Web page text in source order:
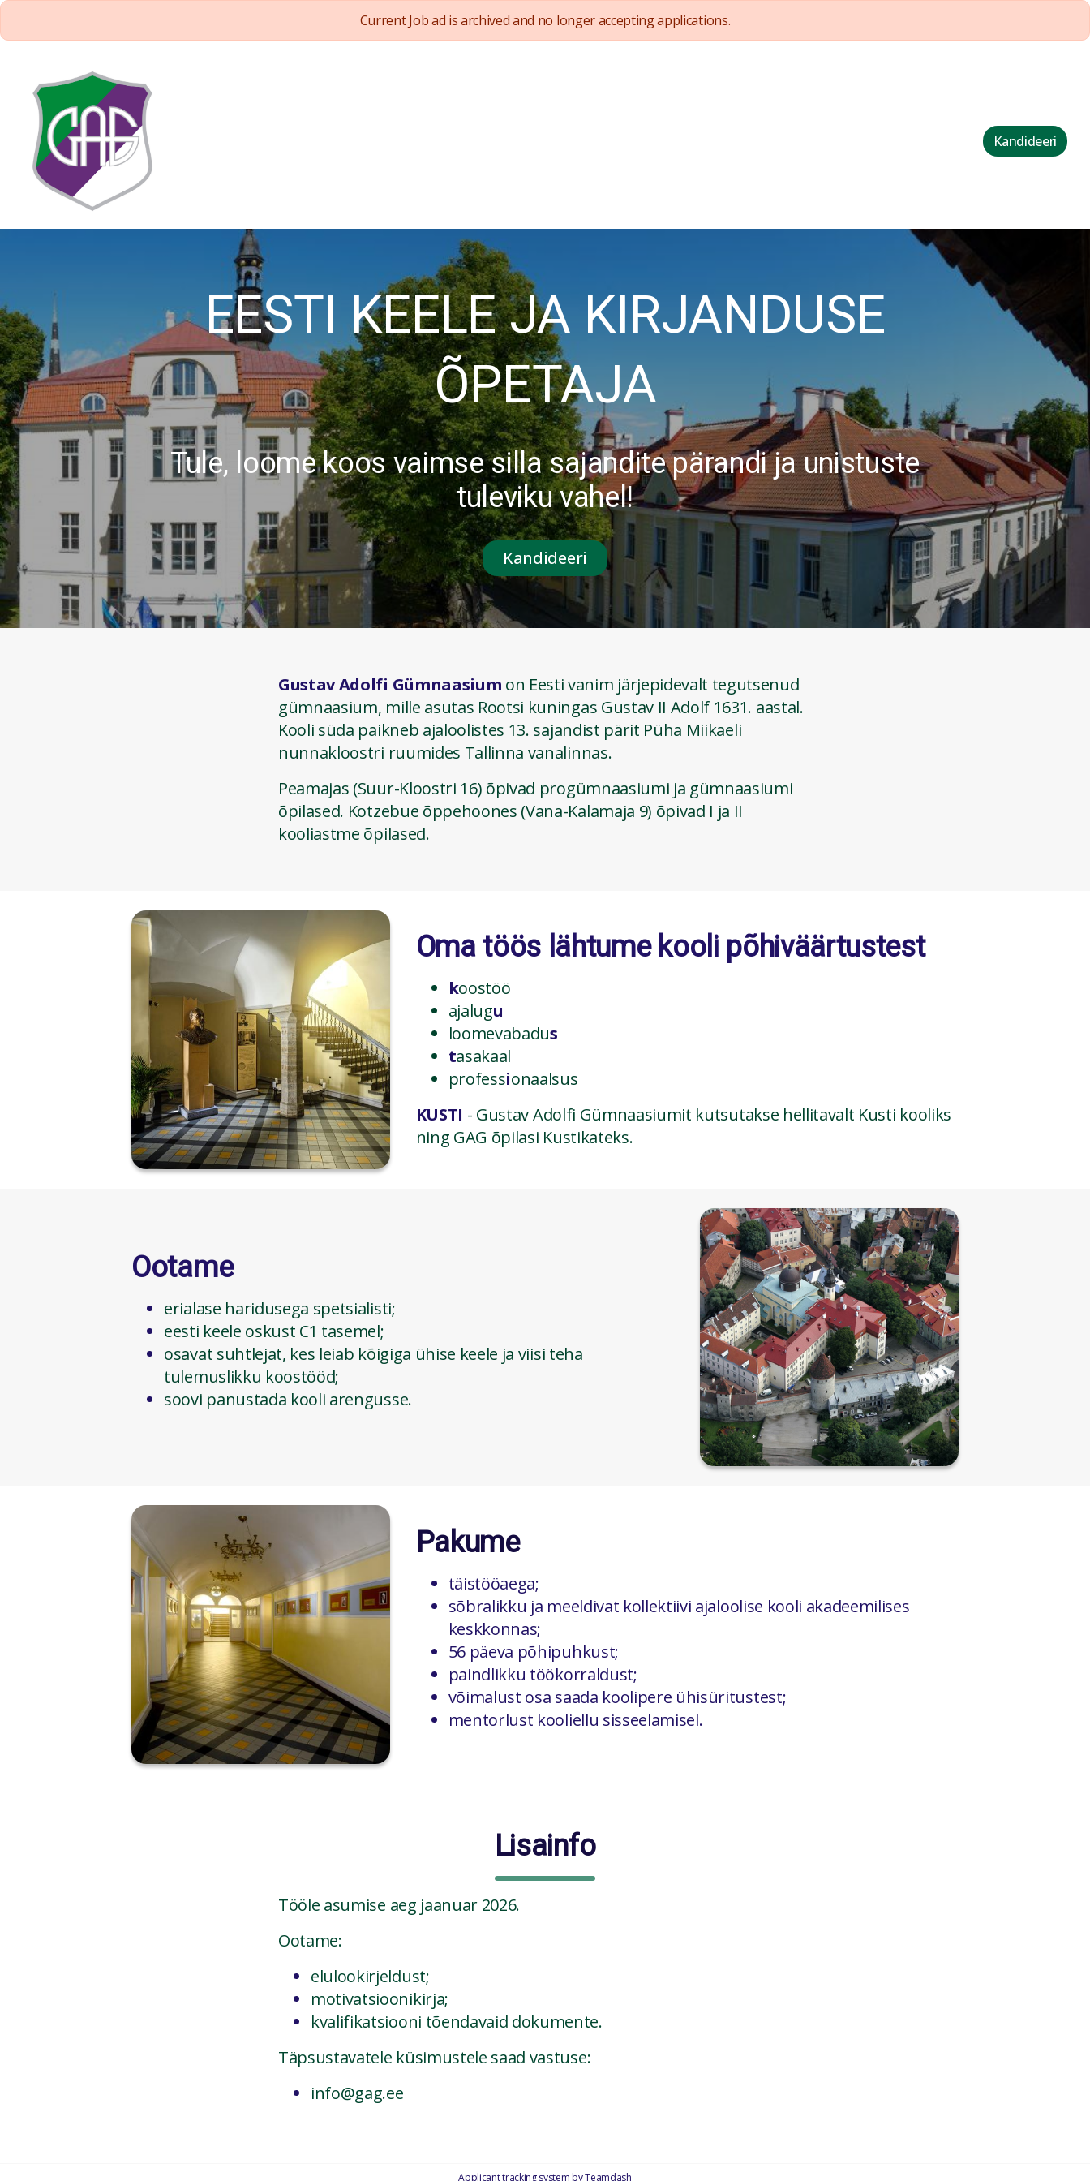
Current Job ad is archived and no longer accepting applications.
Kandideeri
EESTI KEELE JA KIRJANDUSE
ÕPETAJA
Tule, loome koos vaimse silla sajandite pärandi ja unistuste
tuleviku vahel!
Kandideeri
Gustav Adolfi Gümnaasium on Eesti vanim järjepidevalt tegutsenud
gümnaasium, mille asutas Rootsi kuningas Gustav II Adolf 1631. aastal.
Kooli süda paikneb ajaloolistes 13. sajandist pärit Püha Miikaeli
nunnakloostri ruumides Tallinna vanalinnas.
Peamajas (Suur-Kloostri 16) õpivad progümnaasiumi ja gümnaasiumi
õpilased. Kotzebue õppehoones (Vana-Kalamaja 9) õpivad I ja II
kooliastme õpilased.
Oma töös lähtume kooli põhiväärtustest
koostöö
ajalugu
loomevabadus
tasakaal
professionaalsus
KUSTI - Gustav Adolfi Gümnaasiumit kutsutakse hellitavalt Kusti kooliks
ning GAG õpilasi Kustikateks.
Ootame
erialase haridusega spetsialisti;
eesti keele oskust C1 tasemel;
osavat suhtlejat, kes leiab kõigiga ühise keele ja viisi teha
tulemuslikku koostööd;
soovi panustada kooli arengusse.
Pakume
täistööaega;
sõbralikku ja meeldivat kollektiivi ajaloolise kooli akadeemilises
keskkonnas;
56 päeva põhipuhkust;
paindlikku töökorraldust;
võimalust osa saada koolipere ühisüritustest;
mentorlust kooliellu sisseelamisel.
Lisainfo
Tööle asumise aeg jaanuar 2026.
Ootame:
elulookirjeldust;
motivatsioonikirja;
kvalifikatsiooni tõendavaid dokumente.
Täpsustavatele küsimustele saad vastuse:
info@gag.ee
Applicant tracking system byTeamdash